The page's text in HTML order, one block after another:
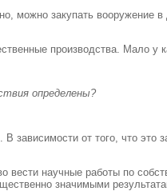
можно закупать
производства. Мало
определены?
зависимости от того, что
научные работы по
значимыми